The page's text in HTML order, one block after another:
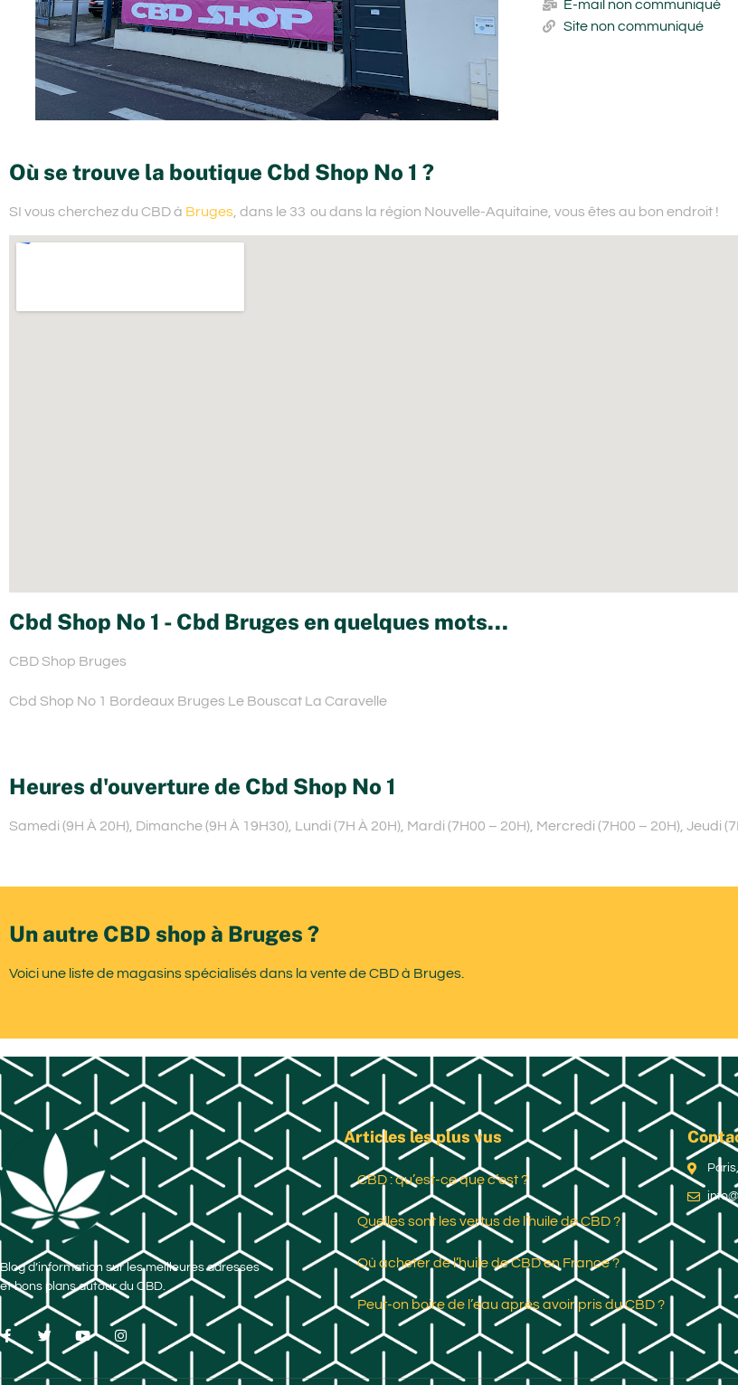
E-mail non communiqué
Site non communiqué
Où se trouve la boutique Cbd Shop No 1 ?
SI vous cherchez du CBD à Bruges , dans le 33 ou dans la région Nouvelle-Aquitaine, vous êtes au bon endroit !
Cbd Shop No 1 - Cbd Bruges en quelques mots...
CBD Shop Bruges
Cbd Shop No 1 Bordeaux Bruges Le Bouscat La Caravelle
Heures d'ouverture de Cbd Shop No 1
Samedi (9H À 20H), Dimanche (9H À 19H30), Lundi (7H À 20H), Mardi (7H00 – 20H), Mercredi (7H00 – 20H), Jeudi
Un autre CBD shop à Bruges ?
Voici une liste de magasins spécialisés dans la vente de CBD à Bruges.
Blog d’information sur les meilleures adresses
et bons plans autour du CBD.
Articles les plus vus
CBD : qu’est-ce que c’est ?
Quelles sont les vertus de l’huile de CBD ?
Où acheter de l’huile de CBD en France ?
Peut-on boire de l’eau après avoir pris du CBD ?